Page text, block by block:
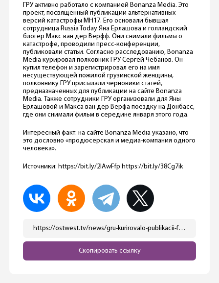
ГРУ активно работало с компанией Bonanza Media. Это
проект, посвященный публикации альтернативных
версий катастрофы MH17. Его основали бывшая
сотрудница Russia Today Яна Ерлашова и голландский
блогер Макс ван дер Верфф. Они снимали фильмы о
катастрофе, проводили пресс-конференции,
публиковали статьи. Согласно расследованию, Bonanza
Media курировал полковник ГРУ Сергей Чебанов. Он
купил телефон и зарегистрировал его на имя
несуществующей пожилой грузинской женщины,
полковнику ГРУ присылали черновики статей,
предназначенных для публикации на сайте Bonanza
Media. Также сотрудники ГРУ организовали для Яны
Ерлашовой и Макса ван дер Верфа поездку на Донбасс,
где они снимали фильм в середине января этого года.
Интересный факт: на сайте Bonanza Media указано, что
это дословно «продюсерская и медиа-компания одного
человека».
Источники: https://bit.ly/2IAwFfp https://bit.ly/38Cg7ik
https://ostwest.tv/news/gru-kurirovalo-publikacii-fejkov-o-katastrofe-mh-17/
Скопировать ссылку